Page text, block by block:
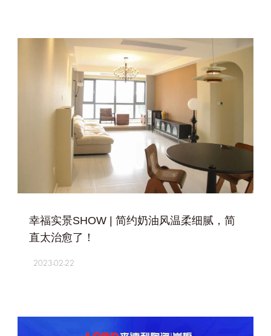
幸福实景SHOW | 简约奶油风温柔细腻，简
直太治愈了！
2023-02-22